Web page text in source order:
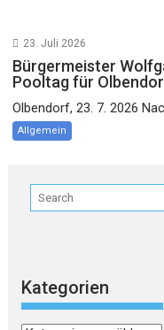
23. Juli 2026
Bürgermeister
Pooltag für
Olbendorf, 23. 7. 2026
Allgemein
Kategorien